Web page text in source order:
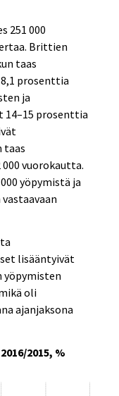
251 000
Brittien
taas
prosenttia
ja
14–15 prosenttia
taas
vuorokautta.
yöpymistä ja
lisääntyivät
yöpymisten
oli
ajanjaksona
2015, %